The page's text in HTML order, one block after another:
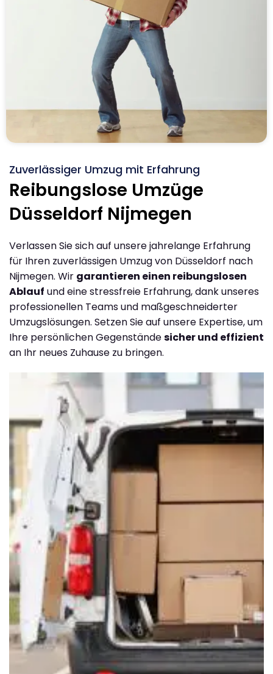
Zuverlässiger Umzug mit Erfahrung
Reibungslose Umzüge
Düsseldorf Nijmegen
Verlassen Sie sich auf unsere jahrelange Erfahrung
für Ihren zuverlässigen Umzug von Düsseldorf nach
Nijmegen. Wir garantieren einen reibungslosen
Ablauf und eine stressfreie Erfahrung, dank unseres
professionellen Teams und maßgeschneiderter
Umzugslösungen. Setzen Sie auf unsere Expertise, um
Ihre persönlichen Gegenständesicher und effizient
an Ihr neues Zuhause zu bringen.